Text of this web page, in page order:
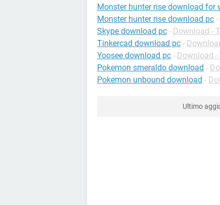
Monster hunter rise download for
Monster hunter rise download pc
Skype download pc - Download -
Tinkercad download pc -
Yoosee download pc - Download -
Pokemon smeraldo download -
Pokemon unbound download -
Ultimo